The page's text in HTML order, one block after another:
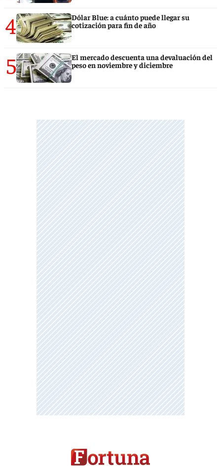
4
Dólar Blue: a cuánto puede llegar su
cotización para fin de año
5
El mercado descuenta una devaluación del
peso en noviembre y diciembre